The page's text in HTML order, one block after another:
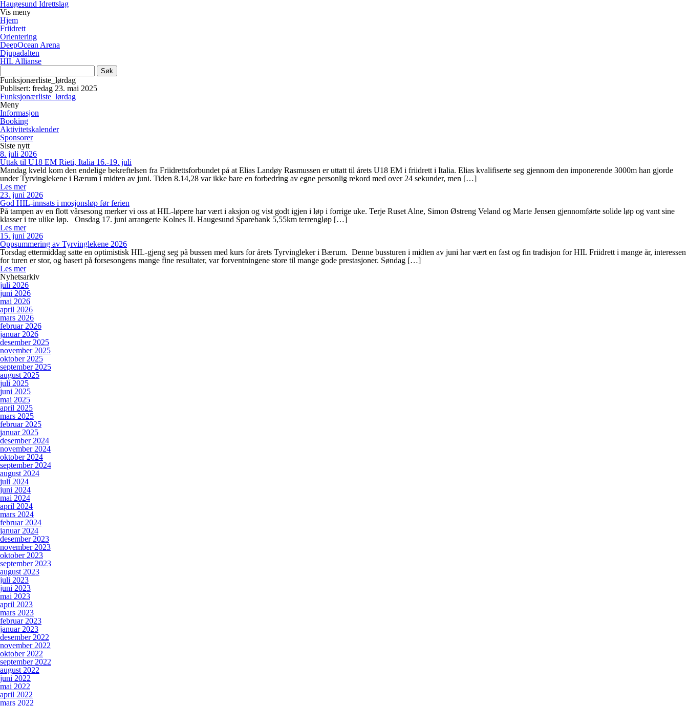
Haugesund Idrettslag
Vis meny
Hjem
Friidrett
Orientering
DeepOcean Arena
Djupadalten
HIL Allianse
Søk
etter:
Funksjonærliste_lørdag
Publisert: fredag 23. mai 2025
Funksjonærliste_lørdag
Meny
Informasjon
Booking
Aktivitetskalender
Sponsorer
Siste nytt
8. juli 2026
Uttak til U18 EM Rieti, Italia 16.-19. juli
Mandag kveld kom den endelige bekreftelsen fra Friidrettsforbundet på at Elias Landøy Rasmussen er uttatt til årets U18 EM i friidrett i Italia. Elias kvalifiserte seg gjennom den imponerende 3000m han gjorde
under Tyrvinglekene i Bærum i midten av juni. Tiden 8.14,28 var ikke bare en forbedring av egne personlig rekord med over 24 sekunder, men […]
Les mer
23. juni 2026
God HIL-innsats i mosjonsløp før ferien
På tampen av en flott vårsesong merker vi oss at HIL-løpere har vært i aksjon og vist godt igjen i løp i forrige uke. Terje Ruset Alne, Simon Østreng Veland og Marte Jensen gjennomførte solide løp og vant sine
klasser i tre ulike løp. Onsdag 17. juni arrangerte Kolnes IL Haugesund Sparebank 5,55km terrengløp […]
Les mer
15. juni 2026
Oppsummering av Tyrvinglekene 2026
Torsdag ettermiddag satte en optimistisk HIL-gjeng seg på bussen med kurs for årets Tyrvingleker i Bærum. Denne bussturen i midten av juni har vært en fast og fin tradisjon for HIL Friidrett i mange år, interessen
for turen er stor, og basert på forsesongens mange fine resultater, var forventningene store til mange gode prestasjoner. Søndag […]
Les mer
Nyhetsarkiv
juli 2026
juni 2026
mai 2026
april 2026
mars 2026
februar 2026
januar 2026
desember 2025
november 2025
oktober 2025
september 2025
august 2025
juli 2025
juni 2025
mai 2025
april 2025
mars 2025
februar 2025
januar 2025
desember 2024
november 2024
oktober 2024
september 2024
august 2024
juli 2024
juni 2024
mai 2024
april 2024
mars 2024
februar 2024
januar 2024
desember 2023
november 2023
oktober 2023
september 2023
august 2023
juli 2023
juni 2023
mai 2023
april 2023
mars 2023
februar 2023
januar 2023
desember 2022
november 2022
oktober 2022
september 2022
august 2022
juni 2022
mai 2022
april 2022
mars 2022